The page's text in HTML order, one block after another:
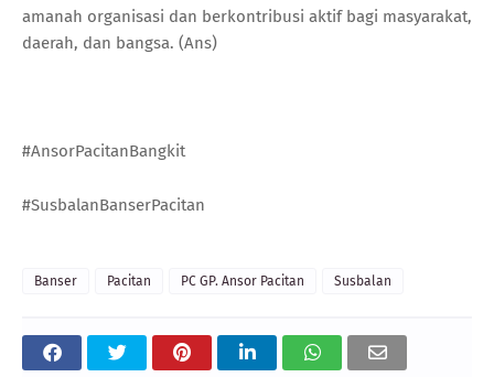
amanah organisasi dan berkontribusi aktif bagi masyarakat,
daerah, dan bangsa. (Ans)
#AnsorPacitanBangkit
#SusbalanBanserPacitan
Banser Pacitan PC GP. Ansor Pacitan Susbalan